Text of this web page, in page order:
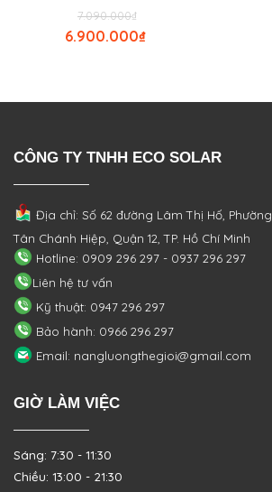
₫
7.090.000
₫
6.900.000
CÔNG TY TNHH ECO SOLAR
Địa chỉ: Số 62 đường Lâm Thị Hố, Phường
Tân Chánh Hiệp, Quận 12, TP. Hồ Chí Minh
Hotline: 0909 296 297 - 0937 296 297
Liên hệ tư vấn
Kỹ thuật: 0947 296 297
Bảo hành: 0966 296 297
Email: nangluongthegioi@gmail.com
GIỜ LÀM VIỆC
Sáng: 7:30 - 11:30
Chiều: 13:00 - 21:30